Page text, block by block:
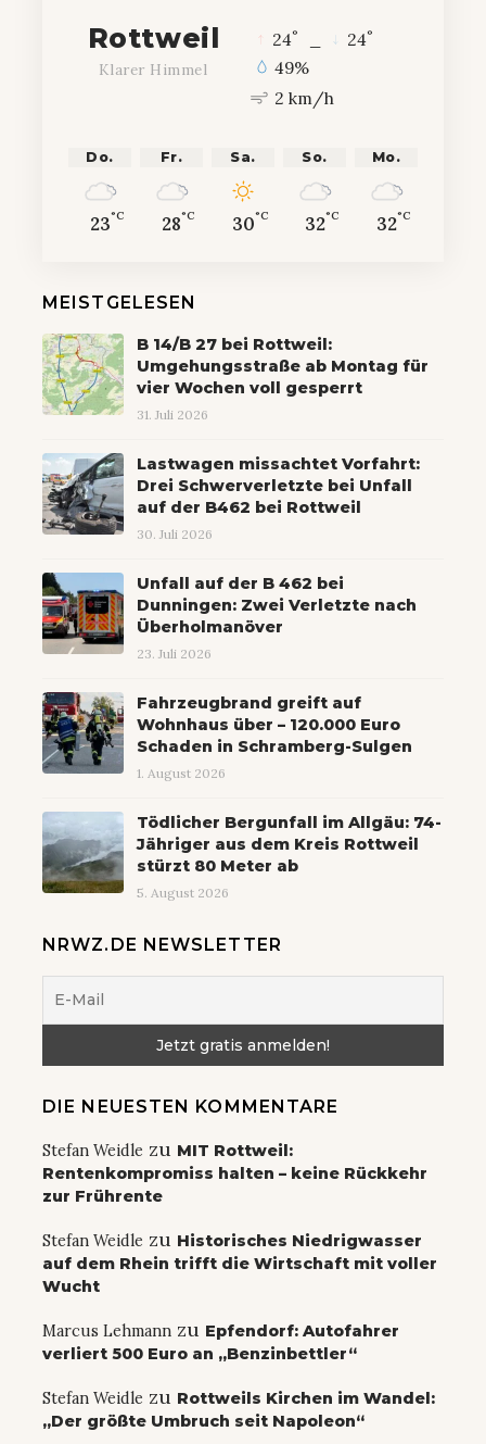
Rottweil
Klarer Himmel
24° 24°
49%
2 km/h
Do.
23°C
Fr.
28°C
Sa.
30°C
So.
32°C
Mo.
32°C
MEISTGELESEN
B 14/B 27 bei Rottweil:
Umgehungsstraße ab Montag für
vier Wochen voll gesperrt
31. Juli 2026
Lastwagen missachtet Vorfahrt:
Drei Schwerverletzte bei Unfall
auf der B462 bei Rottweil
30. Juli 2026
Unfall auf der B 462 bei
Dunningen: Zwei Verletzte nach
Überholmanöver
23. Juli 2026
Fahrzeugbrand greift auf
Wohnhaus über – 120.000 Euro
Schaden in Schramberg-Sulgen
1. August 2026
Tödlicher Bergunfall im Allgäu: 74-
Jähriger aus dem Kreis Rottweil
stürzt 80 Meter ab
5. August 2026
NRWZ.DE NEWSLETTER
DIE NEUESTEN KOMMENTARE
Stefan Weidle zu MIT Rottweil:
Rentenkompromiss halten – keine Rückkehr
zur Frührente
Stefan Weidle zu Historisches Niedrigwasser
auf dem Rhein trifft die Wirtschaft mit voller
Wucht
Marcus Lehmann zu Epfendorf: Autofahrer
verliert 500 Euro an „Benzinbettler“
Stefan Weidle zu Rottweils Kirchen im Wandel:
„Der größte Umbruch seit Napoleon“